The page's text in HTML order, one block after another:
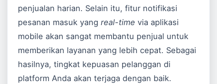
penjualan harian. Selain itu, fitur notifikasi
pesanan masuk yangreal-time via aplikasi
mobile akan sangat membantu penjual untuk
memberikan layanan yang lebih cepat. Sebagai
hasilnya, tingkat kepuasan pelanggan di
platform Anda akan terjaga dengan baik.